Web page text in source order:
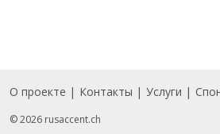
Footer
О проекте Контакты Услуги
© 2026 rusaccent.ch